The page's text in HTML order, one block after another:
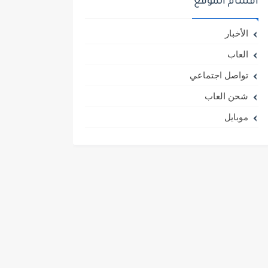
الأخبار
العاب
تواصل اجتماعي
شحن العاب
موبايل